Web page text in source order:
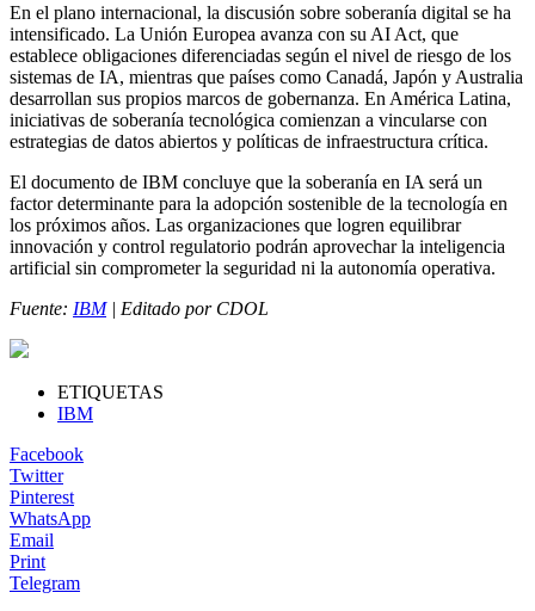
En el plano internacional, la discusión sobre soberanía digital se ha
intensificado. La Unión Europea avanza con su AI Act, que
establece obligaciones diferenciadas según el nivel de riesgo de los
sistemas de IA, mientras que países como Canadá, Japón y Australia
desarrollan sus propios marcos de gobernanza. En América Latina,
iniciativas de soberanía tecnológica comienzan a vincularse con
estrategias de datos abiertos y políticas de infraestructura crítica.
El documento de IBM concluye que la soberanía en IA será un
factor determinante para la adopción sostenible de la tecnología en
los próximos años. Las organizaciones que logren equilibrar
innovación y control regulatorio podrán aprovechar la inteligencia
artificial sin comprometer la seguridad ni la autonomía operativa.
Fuente: IBM| Editado por CDOL
ETIQUETAS
IBM
Facebook
Twitter
Pinterest
WhatsApp
Email
Print
Telegram